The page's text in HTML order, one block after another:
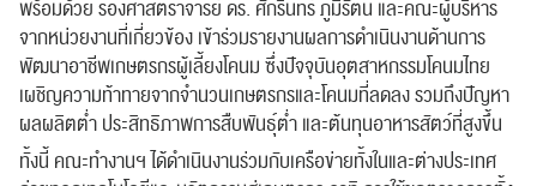
พร้อมด้วย รองศาสตราจารย์ ดร. ศักรินทร์ ภูมิรัตน และคณะผู้บริหาร
จากหน่วยงานที่เกี่ยวข้อง เข้าร่วมรายงานผลการดำเนินงานด้านการ
พัฒนาอาชีพเกษตรกรผู้เลี้ยงโคนม ซึ่งปัจจุบันอุตสาหกรรมโคนมไทย
เผชิญความท้าทายจากจำนวนเกษตรกรและโคนมที่ลดลง รวมถึงปัญหา
ผลผลิตต่ำ ประสิทธิภาพการสืบพันธุ์ต่ำ และต้นทุนอาหารสัตว์ที่สูงขึ้น
ทั้งนี้ คณะทำงานฯ ได้ดำเนินงานร่วมกับเครือข่ายทั้งในและต่างประเทศ